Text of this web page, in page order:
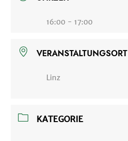
16:00 - 17:00
VERANSTALTUNGSORT
Linz
KATEGORIE